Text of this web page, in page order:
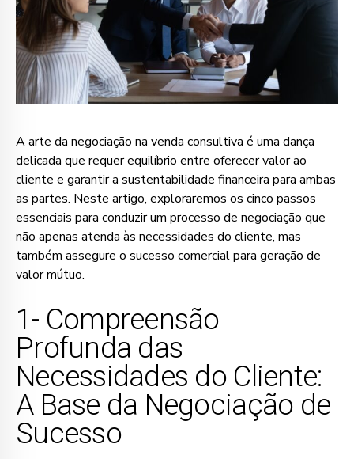
A arte da negociação na venda consultiva é uma dança
delicada que requer equilíbrio entre oferecer valor ao
cliente e garantir a sustentabilidade financeira para ambas
as partes. Neste artigo, exploraremos os cinco passos
essenciais para conduzir um processo de negociação que
não apenas atenda às necessidades do cliente, mas
também assegure o sucesso comercial para geração de
valor mútuo.
1- Compreensão
Profunda das
Necessidades do Cliente:
A Base da Negociação de
Sucesso